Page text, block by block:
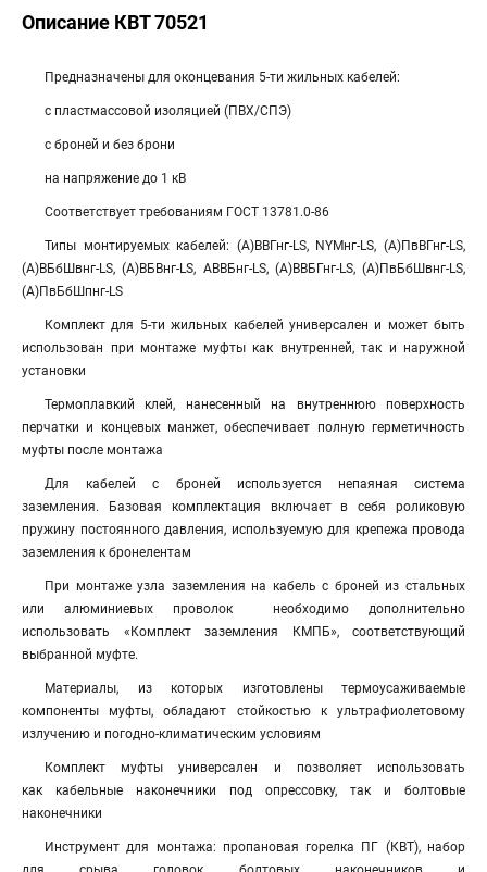
Описание КВТ 70521
Предназначены для оконцевания 5-ти жильных кабелей:
с пластмассовой изоляцией (ПВХ/СПЭ)
с броней и без брони
на напряжение до 1 кВ
Соответствует требованиям ГОСТ 13781.0-86
Типы монтируемых кабелей: (А)ВВГнг-LS, NYMнг-LS, (А)ПвВГнг-LS,
(А)ВБбШвнг-LS, (А)ВБВнг-LS, АВВБнг-LS, (А)ВВБГнг-LS, (А)ПвБбШвнг-LS,
(А)ПвБбШпнг-LS
Комплект для 5-ти жильных кабелей универсален и может быть
использован при монтаже муфты как внутренней, так и наружной
установки
Термоплавкий клей, нанесенный на внутреннюю поверхность
перчатки и концевых манжет, обеспечивает полную герметичность
муфты после монтажа
Для кабелей с броней используется непаяная система
заземления. Базовая комплектация включает в себя роликовую
пружину постоянного давления, используемую для крепежа провода
заземления к бронелентам
При монтаже узла заземления на кабель с броней из стальных
или алюминиевых проволок необходимо дополнительно
использовать «Комплект заземления КМПБ», соответствующий
выбранной муфте.
Материалы, из которых изготовлены термоусаживаемые
компоненты муфты, обладают стойкостью к ультрафиолетовому
излучению и погодно-климатическим условиям
Комплект муфты универсален и позволяет использовать
как кабельные наконечники под опрессовку, так и болтовые
наконечники
Инструмент для монтажа: пропановая горелка ПГ (КВТ), набор